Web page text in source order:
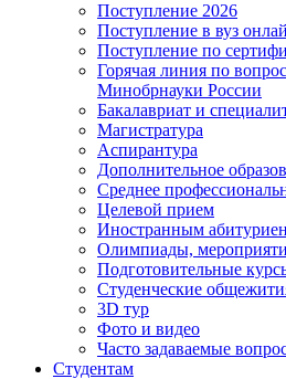
Поступление 2026
Поступление в вуз
Поступление по
Горячая линия по
Минобрнауки России
Бакалавриат и
Магистратура
Аспирантура
Дополнительное
Среднее
Целевой прием
Иностранным
Олимпиады,
Подготовительные
Студенческие
3D тур
Фото и видео
Часто задаваемые
Студентам